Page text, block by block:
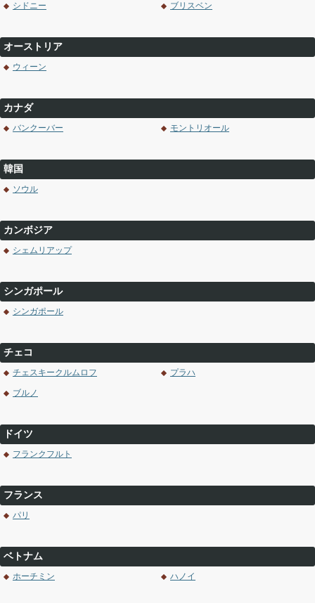
シドニー ブリスベン
オーストリア
ウィーン
カナダ
バンクーバー モントリオール
韓国
ソウル
カンボジア
シェムリアップ
シンガポール
シンガポール
チェコ
チェスキークルムロフ プラハ
ブルノ
ドイツ
フランクフルト
フランス
パリ
ベトナム
ホーチミン ハノイ